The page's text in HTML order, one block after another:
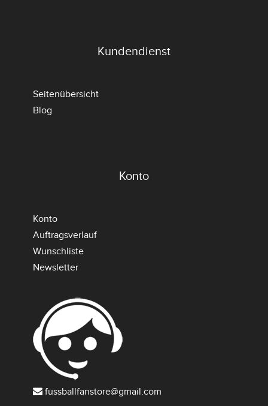
Kundendienst
Seitenübersicht
Blog
Konto
Konto
Auftragsverlauf
Wunschliste
Newsletter
fussballfanstore@gmail.com